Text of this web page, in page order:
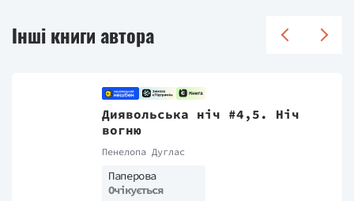
Інші книги автора
Диявольська ніч #4,5. Ніч
вогню
Пенелопа Дуглас
Паперова
Очікується